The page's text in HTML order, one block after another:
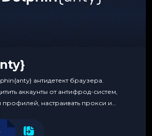
антидетект браузера.
аккаунты от антифрод-систем,
профилей, настраивать прокси и